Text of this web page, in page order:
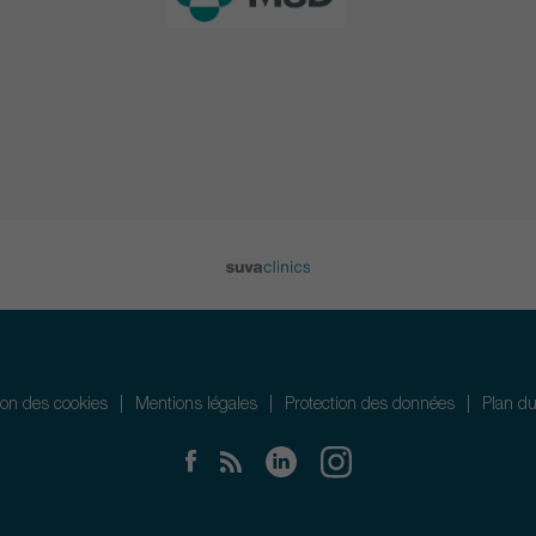
des cookies Mentions légales Protection des données Plan